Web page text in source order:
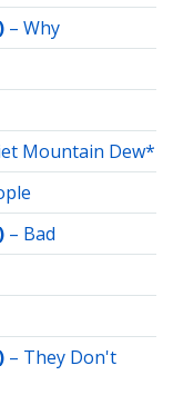
– Why
Mountain Dew*
– Bad
– They Don't